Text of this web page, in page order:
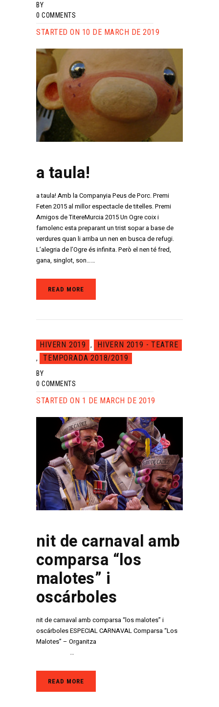
BY
0 COMMENTS
STARTED ON 10 DE MARCH DE 2019
a taula!
a taula! Amb la Companyia Peus de Porc. Premi
Feten 2015 al millor espectacle de titelles. Premi
Amigos de TitereMurcia 2015 Un Ogre coix i
famolenc esta preparant un trist sopar a base de
verdures quan li arriba un nen en busca de refugi.
L’alegria de l’Ogre és infinita. Però el nen té fred,
gana, singlot, son……
READ MORE
HIVERN 2019 , HIVERN 2019 - TEATRE
, TEMPORADA 2018/2019
BY
0 COMMENTS
STARTED ON 1 DE MARCH DE 2019
nit de carnaval amb
comparsa “los
malotes” i
oscárboles
nit de carnaval amb comparsa “los malotes” i
oscárboles ESPECIAL CARNAVAL Comparsa “Los
Malotes” – Organitza
…
READ MORE